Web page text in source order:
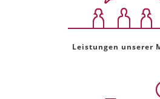
Leistungen unserer